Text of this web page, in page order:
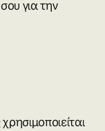
για την